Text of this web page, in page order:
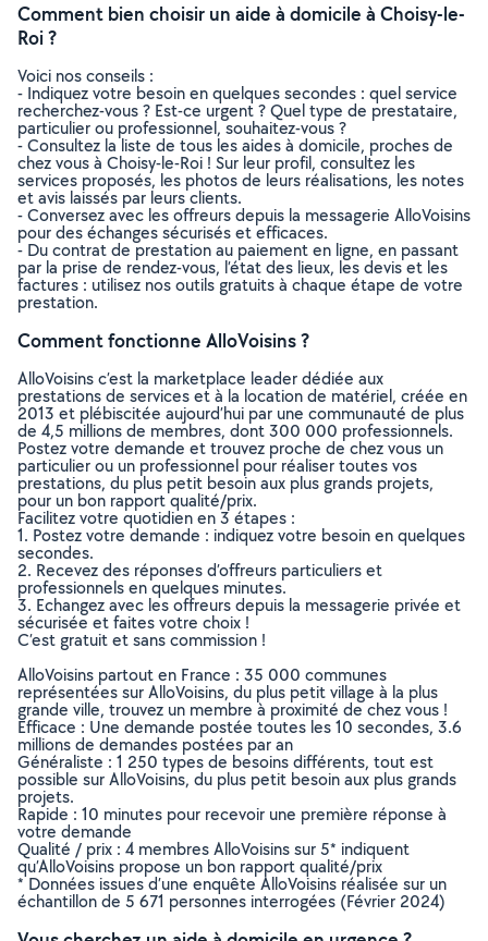
Comment bien choisir un aide à domicile à Choisy-le-
Roi ?
Voici nos conseils :
- Indiquez votre besoin en quelques secondes : quel service
recherchez-vous ? Est-ce urgent ? Quel type de prestataire,
particulier ou professionnel, souhaitez-vous ?
- Consultez la liste de tous les aides à domicile, proches de
chez vous à Choisy-le-Roi ! Sur leur profil, consultez les
services proposés, les photos de leurs réalisations, les notes
et avis laissés par leurs clients.
- Conversez avec les offreurs depuis la messagerie AlloVoisins
pour des échanges sécurisés et efficaces.
- Du contrat de prestation au paiement en ligne, en passant
par la prise de rendez-vous, l’état des lieux, les devis et les
factures : utilisez nos outils gratuits à chaque étape de votre
prestation.
Comment fonctionne AlloVoisins ?
AlloVoisins c’est la marketplace leader dédiée aux
prestations de services et à la location de matériel, créée en
2013 et plébiscitée aujourd’hui par une communauté de plus
de 4,5 millions de membres, dont 300 000 professionnels.
Postez votre demande et trouvez proche de chez vous un
particulier ou un professionnel pour réaliser toutes vos
prestations, du plus petit besoin aux plus grands projets,
pour un bon rapport qualité/prix.
Facilitez votre quotidien en 3 étapes :
1. Postez votre demande : indiquez votre besoin en quelques
secondes.
2. Recevez des réponses d’offreurs particuliers et
professionnels en quelques minutes.
3. Echangez avec les offreurs depuis la messagerie privée et
sécurisée et faites votre choix !
C’est gratuit et sans commission !
AlloVoisins partout en France : 35 000 communes
représentées sur AlloVoisins, du plus petit village à la plus
grande ville, trouvez un membre à proximité de chez vous !
Efficace : Une demande postée toutes les 10 secondes, 3.6
millions de demandes postées par an
Généraliste : 1 250 types de besoins différents, tout est
possible sur AlloVoisins, du plus petit besoin aux plus grands
projets.
Rapide : 10 minutes pour recevoir une première réponse à
votre demande
Qualité / prix : 4 membres AlloVoisins sur 5* indiquent
qu’AlloVoisins propose un bon rapport qualité/prix
* Données issues d’une enquête AlloVoisins réalisée sur un
échantillon de 5 671 personnes interrogées (Février 2024)